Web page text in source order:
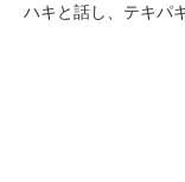
ハキと話し、テキパ